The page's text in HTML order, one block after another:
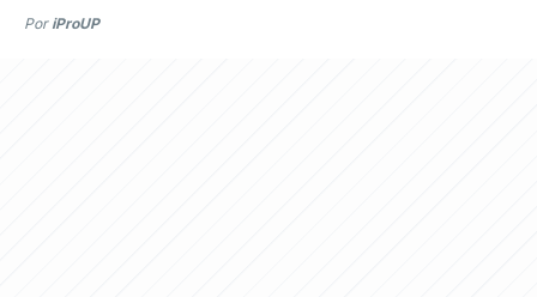
Por iProUP